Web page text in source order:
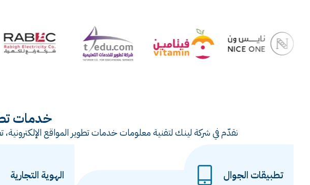
خدمات
نقدّم في شركة لينك لتقنية معلومات خدمات تطوير المواقع
تطبيقات الجوال الهوية التجارية